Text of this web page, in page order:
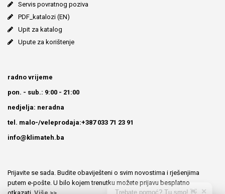
Servis povratnog poziva
PDF_katalozi (EN)
Upit za katalog
Upute za korištenje
radno vrijeme
pon. - sub.: 9:00 - 21:00
nedjelja: neradna
tel. malo-/veleprodaja:+387 033 71 23 91
info@klimateh.ba
Prijavite se sada. Budite obaviješteni o svim novostima i rješenjima
putem e-pošte. U bilo kojem trenutku možete prijavu besplatno
Trebate pomoć? Tu smo! 👋 ✕